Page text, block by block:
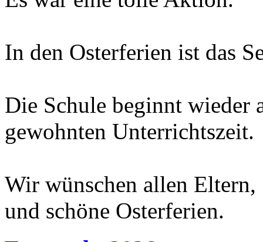
In den Osterferien ist das
Die Schule beginnt wieder
gewohnten Unterrichtszeit.
Wir wünschen allen
und schöne Osterferien.